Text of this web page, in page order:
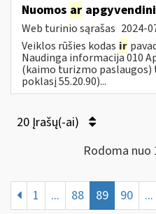
Nuomos ar
Web turinio sąrašas 2024-
Veiklos rūšies kodas ir
Naudinga informacija 010
(kaimo turizmo paslaugos)
poklasį 55.20.90)...
20 Įrašų(-ai)
Rodoma nuo
1 ... 88 89 90 ...